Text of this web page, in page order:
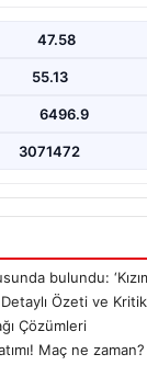
47.58
55.13
6496.9
3071472
bulundu:
Özeti ve
Çözümleri
Maç ne